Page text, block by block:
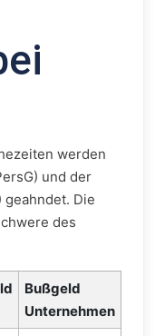
werden
und der
geahndet. Die
des
Bußgeld
Unternehmen